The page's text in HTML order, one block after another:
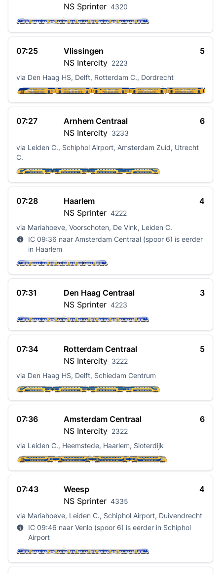
NS Sprinter 4320
07:25
Vlissingen
NS Intercity 2223
5
via Den Haag HS, Delft, Rotterdam C., Dordrecht
07:27
Arnhem Centraal
NS Intercity 3233
6
via Leiden C., Schiphol Airport, Amsterdam Zuid, Utrecht
C.
07:28
Haarlem
NS Sprinter 4222
4
via Mariahoeve, Voorschoten, De Vink, Leiden C.
IC 09:36 naar Amsterdam Centraal (spoor 6) is eerder
in Haarlem
07:31
Den Haag Centraal
NS Sprinter 4223
3
07:34
Rotterdam Centraal
NS Intercity 3222
5
via Den Haag HS, Delft, Schiedam Centrum
07:36
Amsterdam Centraal
NS Intercity 2322
6
via Leiden C., Heemstede, Haarlem, Sloterdijk
07:43
Weesp
NS Sprinter 4335
4
via Mariahoeve, Leiden C., Schiphol Airport, Duivendrecht
IC 09:46 naar Venlo (spoor 6) is eerder in Schiphol
Airport